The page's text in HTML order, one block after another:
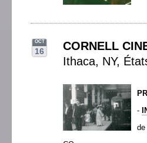
OCT
16
CORNELL
Ithaca, NY,
-
de